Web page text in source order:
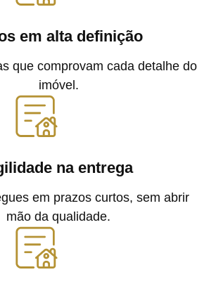
em alta definição
que comprovam cada detalhe do
imóvel.
na entrega
em prazos curtos, sem abrir
mão da qualidade.